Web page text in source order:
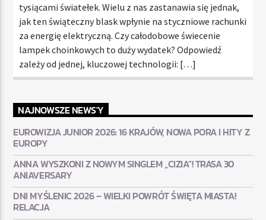
tysiącami światełek. Wielu z nas zastanawia się jednak,
jak ten świąteczny blask wpłynie na styczniowe rachunki
za energię elektryczną. Czy całodobowe świecenie
lampek choinkowych to duży wydatek? Odpowiedź
zależy od jednej, kluczowej technologii: […]
NAJNOWSZE NEWS'Y
EUROWIZJA JUNIOR 2026: 16 KRAJÓW, NOWA PORA I HITY Z
EUROPY
ANNA WYSZKONI Z NOWYM SINGLEM „CIZIA”! TRASA 30
ANIAVERSARY
DNI MYŚLENIC 2026 – WIELKI POWRÓT ŚWIĘTA MIASTA!
RELACJA